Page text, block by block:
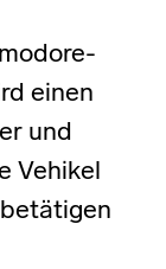
einen
und
Vehikel